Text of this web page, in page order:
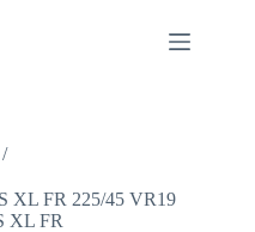
/
XL FR 225/45 VR19
XL FR